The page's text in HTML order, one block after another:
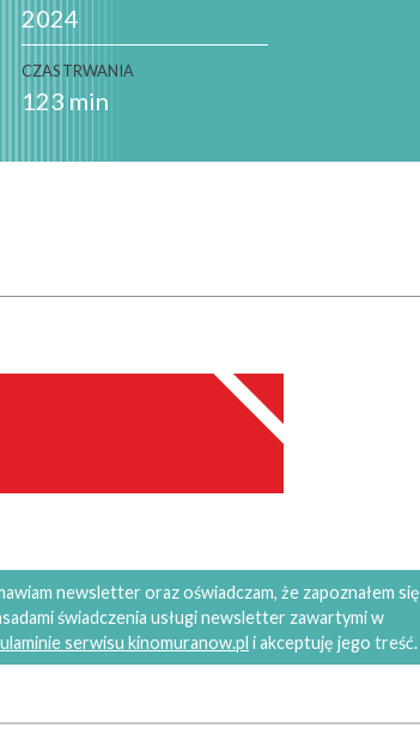
2024
CZAS TRWANIA
123 min
newsletter oraz oświadczam, że zapoznałem się
świadczenia usługi newsletter zawartymi w
serwisu kinomuranow.pl i akceptuję jego treść.